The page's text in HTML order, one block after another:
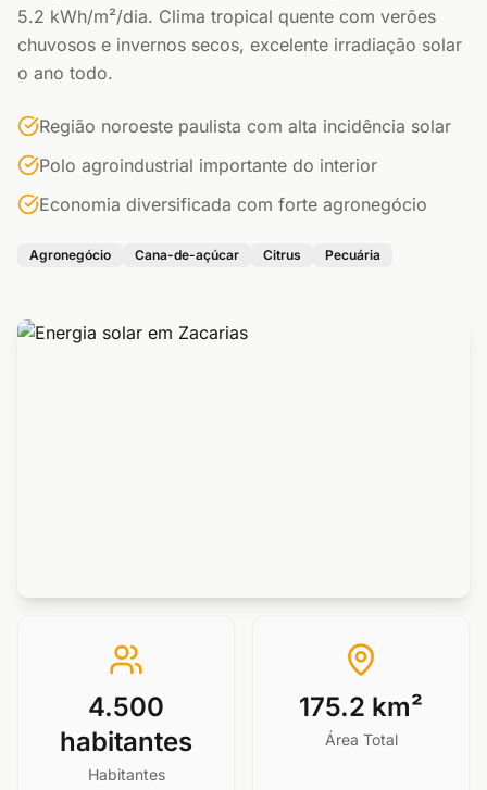
5.2 kWh/m²/dia. Clima tropical quente com verões
chuvosos e invernos secos, excelente irradiação solar
o ano todo.
Região noroeste paulista com alta incidência solar
Polo agroindustrial importante do interior
Economia diversificada com forte agronegócio
Agronegócio Cana-de-açúcar Citrus Pecuária
4.500
habitantes
Habitantes
175.2 km²
Área Total